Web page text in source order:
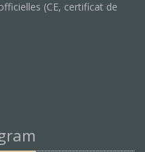
(CE, certificat de